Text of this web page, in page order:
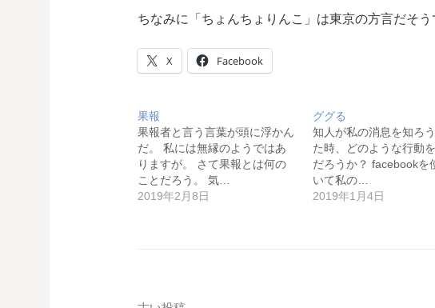
ちなみに「ちょんちょりんこ」は東京の方言だそう
X Facebook
果報
果報者と言う言葉が頭に浮かん
だ。 私には無縁のようではあ
りますが。 さて果報とは何の
ことだろう。 気…
2019年2月8日
ググる
知人が私の消息を知ろ
た時、どのような行動
だろうか？ facebookを
いて私の…
2019年1月4日